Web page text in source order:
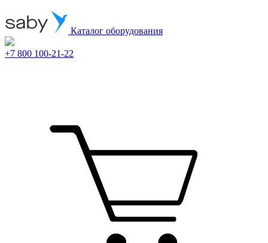
Каталог оборудования
+7 800 100-21-22